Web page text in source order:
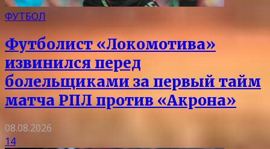
ФУТБОЛ
Футболист «Локомотива»
извинился перед
болельщиками за первый тайм
матча РПЛ против «Акрона»
08.08.2026
14